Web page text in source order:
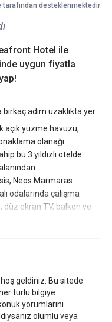
Hotel ile
uygun fiyatla
adım uzaklıkta yer
yüzme havuzu,
olanağı
bu 3 yıldızlı otelde
Neos Marmaras
odalarında çalışma
düz ekran TV, balkon ve
mevcuttur. Bazı
En yakın havalimanı
Hotel'e 106 km
sunmaktadır.
geldiniz. Bu sitede
türlü bilgiye
yorumlarını
olumlu veya
tarafından desteklenmektedir